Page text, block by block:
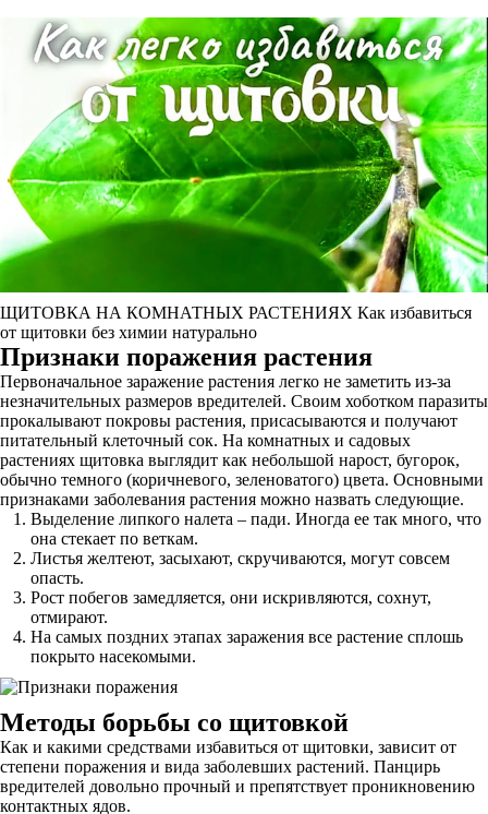
ЩИТОВКА НА КОМНАТНЫХ РАСТЕНИЯХ Как избавиться
от щитовки без химии натурально
Признаки поражения растения
Первоначальное заражение растения легко не заметить из-за
незначительных размеров вредителей. Своим хоботком паразиты
прокалывают покровы растения, присасываются и получают
питательный клеточный сок. На комнатных и садовых
растениях щитовка выглядит как небольшой нарост, бугорок,
обычно темного (коричневого, зеленоватого) цвета. Основными
признаками заболевания растения можно назвать следующие.
Выделение липкого налета – пади. Иногда ее так много, что
она стекает по веткам.
Листья желтеют, засыхают, скручиваются, могут совсем
опасть.
Рост побегов замедляется, они искривляются, сохнут,
отмирают.
На самых поздних этапах заражения все растение сплошь
покрыто насекомыми.
Методы борьбы со щитовкой
Как и какими средствами избавиться от щитовки, зависит от
степени поражения и вида заболевших растений. Панцирь
вредителей довольно прочный и препятствует проникновению
контактных ядов.